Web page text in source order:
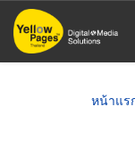
ข้าม
ไป
หน้าแร